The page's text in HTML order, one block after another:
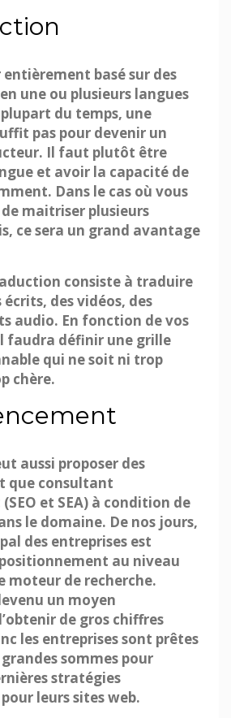
entièrement basé sur des
une ou plusieurs langues
du temps, une
pas pour devenir un
Il faut plutôt être
et avoir la capacité de
Dans le cas où vous
maitriser plusieurs
ce sera un grand avantage
consiste à traduire
des vidéos, des
audio. En fonction de vos
faudra définir une grille
qui ne soit ni trop
chère.
aussi proposer des
que consultant
et SEA) à condition de
le domaine. De nos jours,
des entreprises est
au niveau
moteur de recherche.
un moyen
de gros chiffres
les entreprises sont prêtes
sommes pour
stratégies
leurs sites web.